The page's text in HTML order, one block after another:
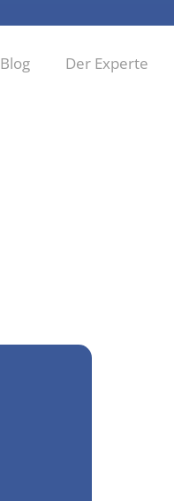
Blog Der Experte